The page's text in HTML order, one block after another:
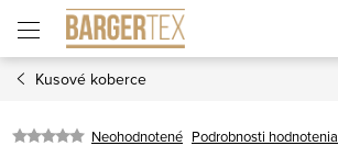
obsah
Kusové koberce
Neohodnotené Podrobnosti hodnotenia